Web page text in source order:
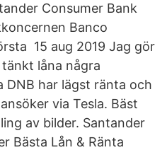
Consumer Bank
Banco
15 aug 2019 Jag gör
låna några
DNB har lägst ränta och
via Tesla. Bäst
av bilder. Santander
Bästa Lån & Ränta